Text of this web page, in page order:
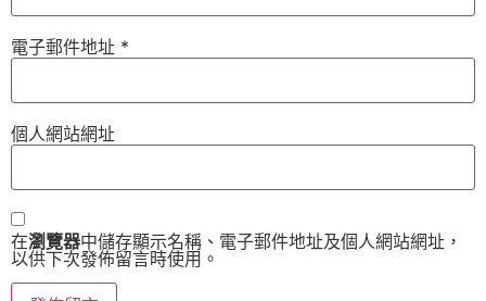
電子郵件地址 *
個人網站網址
在瀏覽器中儲存顯示名稱、電子郵件地址及個人網站網址，
以供下次發佈留言時使用。